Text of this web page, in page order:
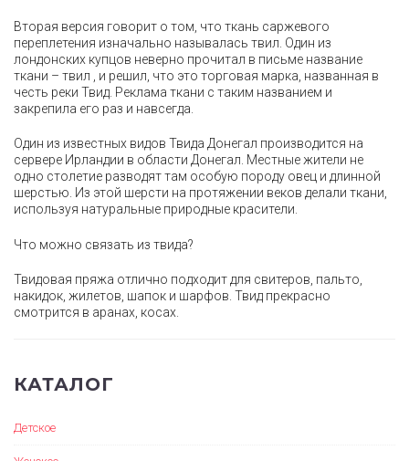
Вторая версия говорит о том, что ткань саржевого
переплетения изначально называлась твил. Один из
лондонских купцов неверно прочитал в письме название
ткани – твил , и решил, что это торговая марка, названная в
честь реки Твид. Реклама ткани с таким названием и
закрепила его раз и навсегда.
Один из известных видов Твида Донегал производится на
сервере Ирландии в области Донегал. Местные жители не
одно столетие разводят там особую породу овец и длинной
шерстью. Из этой шерсти на протяжении веков делали ткани,
используя натуральные природные красители.
Что можно связать из твида?
Твидовая пряжа отлично подходит для свитеров, пальто,
накидок, жилетов, шапок и шарфов. Твид прекрасно
смотрится в аранах, косах.
КАТАЛОГ
Детское